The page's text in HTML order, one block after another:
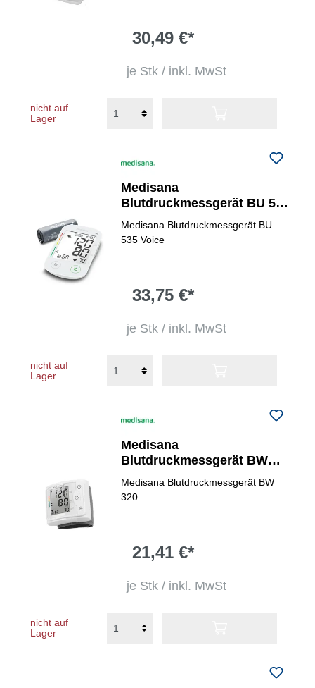
30,49 €*
je Stk / inkl. MwSt
nicht auf
Lager
Medisana
Blutdruckmessgerät BU 535
Voice
Medisana Blutdruckmessgerät BU
535 Voice
33,75 €*
je Stk / inkl. MwSt
nicht auf
Lager
Medisana
Blutdruckmessgerät BW
320
Medisana Blutdruckmessgerät BW
320
21,41 €*
je Stk / inkl. MwSt
nicht auf
Lager